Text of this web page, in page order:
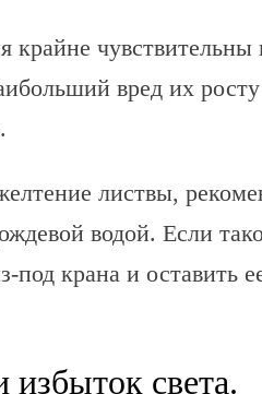
крайне
вред их
листвы,
водой. Если
под крана и оставить
избыток света.